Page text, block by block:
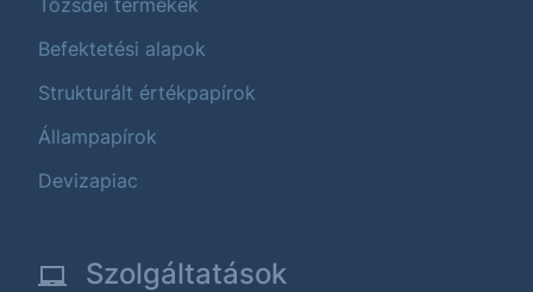
Befektetési alapok
Strukturált értékpapírok
Állampapírok
Devizapiac
Szolgáltatások